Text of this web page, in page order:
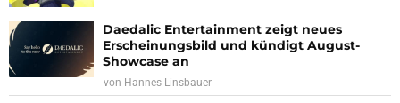
Daedalic Entertainment zeigt neues
Erscheinungsbild und kündigt August-
Showcase an
von Hannes Linsbauer